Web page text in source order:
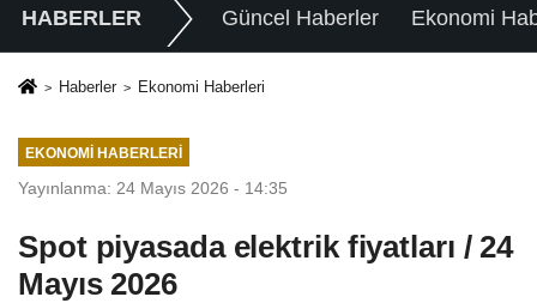
HABERLER Güncel Haberler Ekonomi
Haberler Ekonomi Haberleri
EKONOMI HABERLERI
Yayınlanma: 24 Mayıs 2026 - 14:35
Spot piyasada elektrik fiyatları / 24
Mayıs 2026